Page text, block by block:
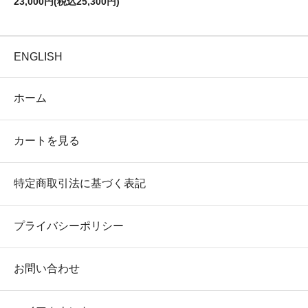
ENGLISH
ホーム
カートを見る
特定商取引法に基づく表記
プライバシーポリシー
お問い合わせ